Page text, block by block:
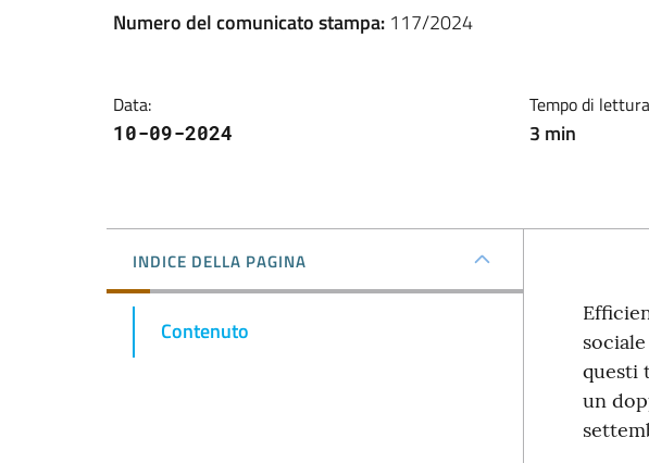
Numero del comunicato stampa: 117/2024
Data:
10-09-2024
Tempo di lettura
3 min
INDICE DELLA PAGINA
Contenuto
questi
un